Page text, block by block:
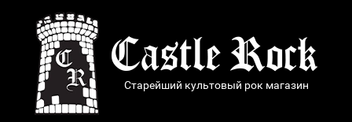
Старейший культовый рок магазин